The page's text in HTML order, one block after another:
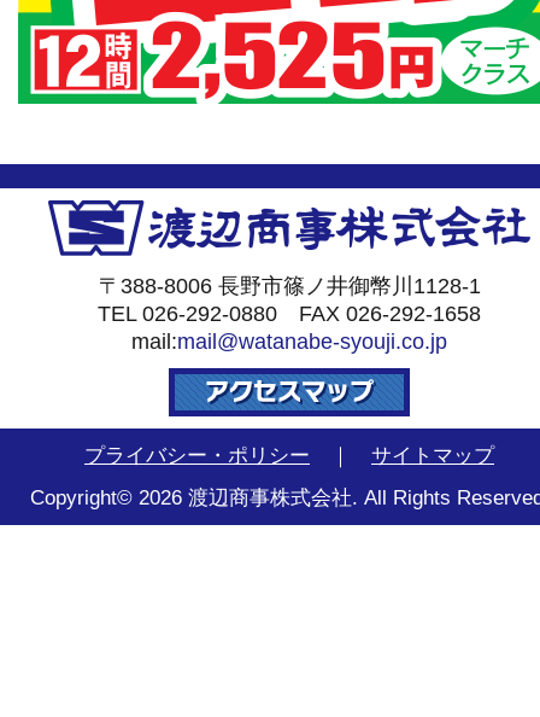
〒388-8006 長野市篠ノ井御幣川1128-1
TEL 026-292-0880 FAX 026-292-1658
mail:mail@watanabe-syouji.co.jp
プライバシー・ポリシー ｜ サイトマップ
Copyright© 2026 渡辺商事株式会社. All Rights